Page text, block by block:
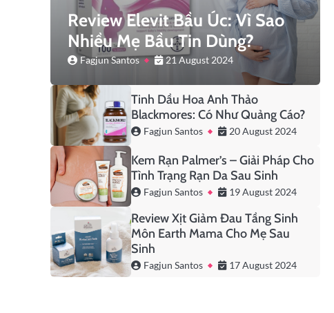
Review Elevit Bầu Úc: Vì Sao
Nhiều Mẹ Bầu Tin Dùng?
Fagjun Santos 21 August 2024
Tinh Dầu Hoa Anh Thảo
Blackmores: Có Như Quảng Cáo?
Fagjun Santos 20 August 2024
Kem Rạn Palmer’s – Giải Pháp Cho
Tình Trạng Rạn Da Sau Sinh
Fagjun Santos 19 August 2024
Review Xịt Giảm Đau Tầng Sinh
Môn Earth Mama Cho Mẹ Sau
Sinh
Fagjun Santos 17 August 2024